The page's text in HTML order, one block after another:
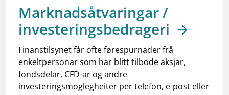
dashboardInformasjon for investorer
notifications_noneAbonner på nyhetsvarsel
Marknadsåtvaringar /
investeringsbedrageri
Finanstilsynet får ofte førespurnader frå
enkeltpersonar som har blitt tilbode aksjar,
fondsdelar, CFD-ar og andre
investeringsmoglegheiter per telefon, e-post eller